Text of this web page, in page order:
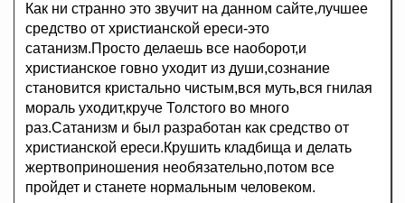
Как ни странно это звучит на данном сайте,лучшее
средство от христианской ереси-это
сатанизм.Просто делаешь все наоборот,и
христианское говно уходит из души,сознание
становится кристально чистым,вся муть,вся гнилая
мораль уходит,круче Толстого во много
раз.Сатанизм и был разработан как средство от
христианской ереси.Крушить кладбища и делать
жертвоприношения необязательно,потом все
пройдет и станете нормальным человеком.